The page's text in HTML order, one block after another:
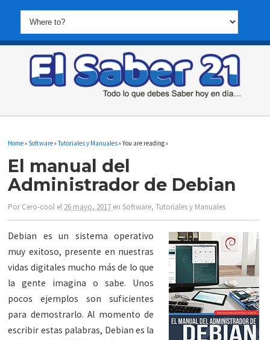
Home» Software»Tutoriales y Manuales» You are reading »
El manual del
Administrador de Debian
PorCero-cool el 26 mayo, 2017 enSoftware,Tutoriales y Manuales
Debian es un sistema operativo
muy exitoso, presente en nuestras
vidas digitales mucho más de lo que
la gente imagina o sabe. Unos
pocos ejemplos son suficientes
para demostrarlo. Al momento de
escribir estas palabras, Debian es la